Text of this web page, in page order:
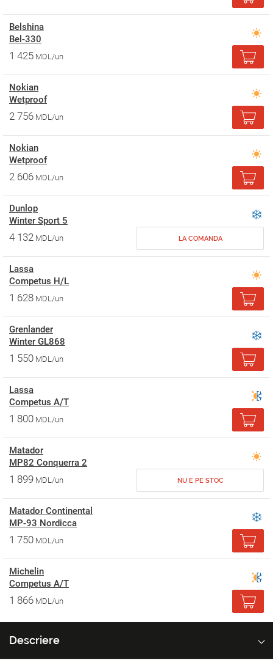
Belshina
Bel-330
1 425 MDL/un
Nokian
Wetproof
2 756 MDL/un
Nokian
Wetproof
2 606 MDL/un
Dunlop
Winter Sport 5
4 132 MDL/un LA COMANDA
Lassa
Competus H/L
1 628 MDL/un
Grenlander
Winter GL868
1 550 MDL/un
Lassa
Competus A/T
1 800 MDL/un
Matador
MP82 Conquerra 2
1 899 MDL/un NU E PE STOC
Matador Continental
MP-93 Nordicca
1 750 MDL/un
Michelin
Competus A/T
1 866 MDL/un
Descriere